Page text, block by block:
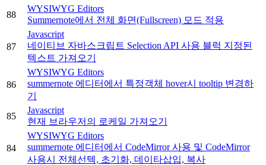
88
WYSIWYG Editors
Summernote에서 전체 화면(Fullscreen) 모드 적용
87
Javascript
네이티브 자바스크립트 Selection API 사용 블럭 지정된
텍스트 가져오기
86
WYSIWYG Editors
summernote 에디터에서 특정객체 hover시 tooltip 변경하
기
85
Javascript
현재 브라우저의 로케일 가져오기
84
WYSIWYG Editors
summernote 에디터에서 CodeMirror 사용 및 CodeMirror
사용시 전체선텍, 초기화, 데이타삽입, 복사